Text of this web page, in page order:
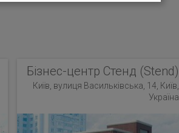
Бізнес-центр Стенд (Stend)
Київ, вулиця Васильківська, 14, Київ,
Україна